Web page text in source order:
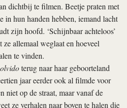
dichtbij te filmen. Beetje praten met
in hun handen hebben, iemand lacht
zijn hoofd. ‘Schijnbaar achteloos’
allemaal weglaat en hoeveel
te vinden.
terug naar haar geboorteland
jaar eerder ook al filmde voor
niet op de straat, maar vanaf de
ze verhalen naar boven te halen die